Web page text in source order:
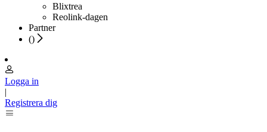
Blixtrea
Reolink-dagen
Partner
()
Logga in
|
Registrera dig